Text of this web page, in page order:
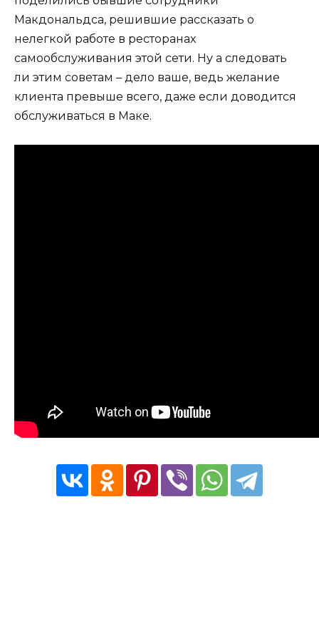
Макдональдса, решившие рассказать о
нелегкой работе в ресторанах
самообслуживания этой сети. Ну а следовать
ли этим советам – дело ваше, ведь желание
клиента превыше всего, даже если доводится
обслуживаться в Маке.